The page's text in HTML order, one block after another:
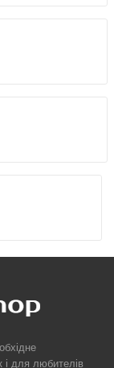
і для любителів